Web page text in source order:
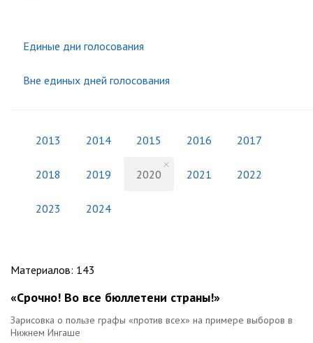
Единые дни голосования
Вне единых дней голосования
2013 2014 2015 2016 2017
2018 2019 2020 2021 2022
2023 2024
Материалов: 143
«Срочно! Во все бюллетени страны!»
Зарисовка о пользе графы «против всех» на примере выборов в
Нижнем Ингаше